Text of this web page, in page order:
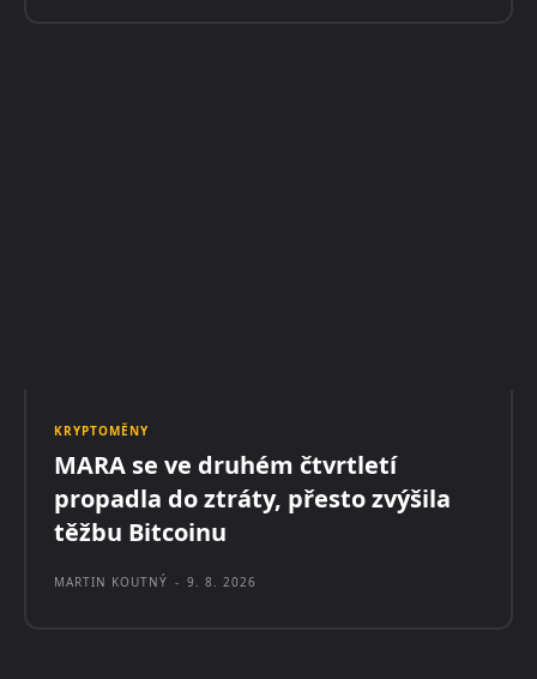
KRYPTOMĚNY
MARA se ve druhém čtvrtletí
propadla do ztráty, přesto zvýšila
těžbu Bitcoinu
MARTIN KOUTNÝ - 9. 8. 2026